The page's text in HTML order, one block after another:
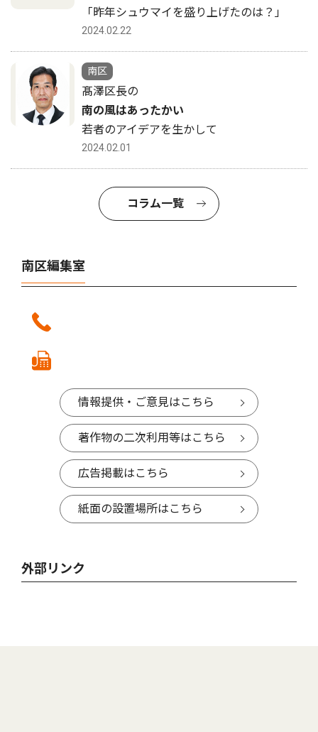
「昨年シュウマイを盛り上げたのは？」
2024.02.22
南区
髙澤区長の
南の風はあったかい
若者のアイデアを生かして
2024.02.01
コラム一覧
南区編集室
情報提供・ご意見はこちら
著作物の二次利用等はこちら
広告掲載はこちら
紙面の設置場所はこちら
外部リンク